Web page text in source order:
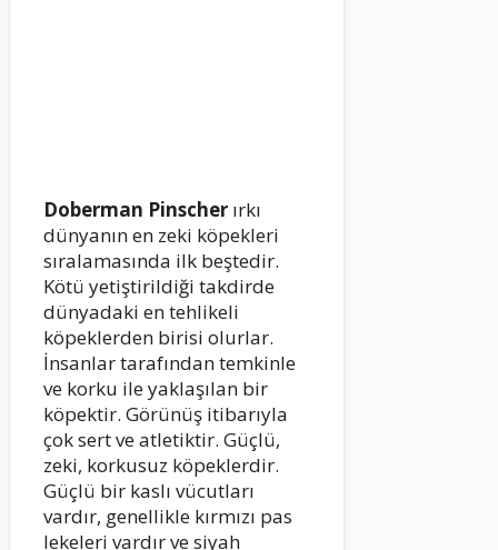
Doberman Pinscher ırkı
dünyanın en zeki köpekleri
sıralamasında ilk beştedir.
Kötü yetiştirildiği takdirde
dünyadaki en tehlikeli
köpeklerden birisi olurlar.
İnsanlar tarafından temkinle
ve korku ile yaklaşılan bir
köpektir. Görünüş itibarıyla
çok sert ve atletiktir. Güçlü,
zeki, korkusuz köpeklerdir.
Güçlü bir kaslı vücutları
vardır, genellikle kırmızı pas
lekeleri vardır ve siyah